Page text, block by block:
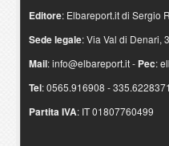
Editore: Elbareport.it di Sergio
Sede legale: Via Val di Denari,
Mail:info@elbareport.it- Pec:
Tel: 0565.916908 - 335.6228371
Partita IVA: IT 01807760499